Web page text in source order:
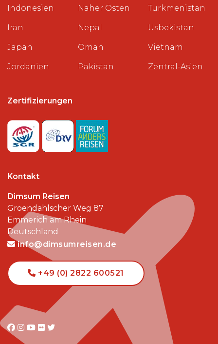
Indonesien
Iran
Japan
Jordanien
Naher Osten
Nepal
Oman
Pakistan
Turkmenistan
Usbekistan
Vietnam
Zentral-Asien
Zertifizierungen
Kontakt
Dimsum Reisen
Groendahlscher Weg 87
Emmerich am Rhein
Deutschland
info@dimsumreisen.de
+49 (0) 2822 600521